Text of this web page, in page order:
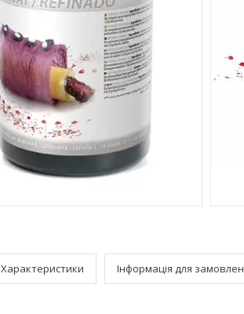
Характеристики Інформація для